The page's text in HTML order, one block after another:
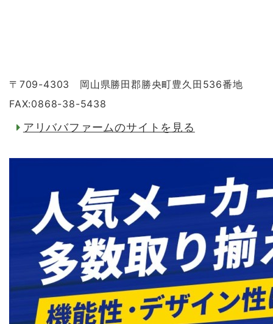
〒709-4303 岡山県勝田郡勝央町豊久田536番地
FAX:0868-38-5438
アリババファームのサイトを見る